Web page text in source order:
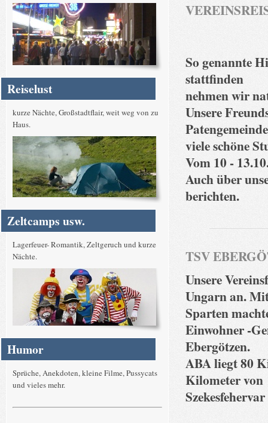
So genannte
stattfinden
nehmen wir
Unsere
viele schöne
Vom 10 -
Auch über
berichten.
TSV
Unsere
Ungarn an.
Sparten
Einwohner -
Ebergötzen.
ABA liegt 80
Kilometer von
Reiselust
kurze Nächte, Großstadtflair, weit weg von zu
Haus.
Zeltcamps usw.
Lagerfeuer- Romantik, Zeltgeruch und kurze
Nächte.
Humor
Sprüche, Anekdoten, kleine Filme, Pussycats
und vieles mehr.